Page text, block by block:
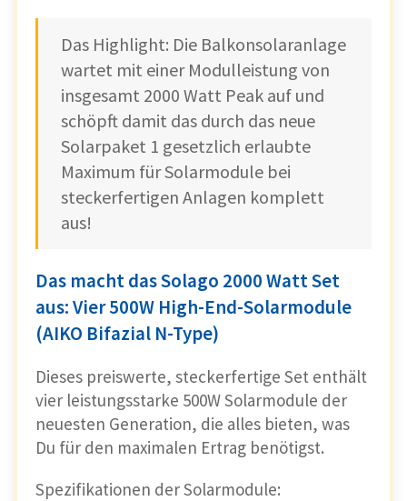
Das Highlight: Die Balkonsolaranlage
wartet mit einer Modulleistung von
insgesamt 2000 Watt Peak auf und
schöpft damit das durch das neue
Solarpaket 1 gesetzlich erlaubte
Maximum für Solarmodule bei
steckerfertigen Anlagen komplett
aus!
Das macht das Solago 2000 Watt Set
aus: Vier 500W High-End-Solarmodule
(AIKO Bifazial N-Type)
Dieses preiswerte, steckerfertige Set enthält
vier leistungsstarke 500W Solarmodule der
neuesten Generation, die alles bieten, was
Du für den maximalen Ertrag benötigst.
Spezifikationen der Solarmodule: